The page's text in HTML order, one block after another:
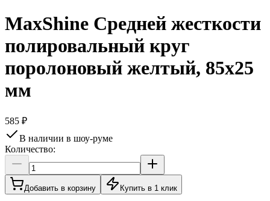
MaxShine Средней жесткости
полировальный круг
поролоновый желтый, 85x25
мм
585 ₽
В наличии в шоу-руме
Количество:
Добавить в корзину Купить в 1 клик